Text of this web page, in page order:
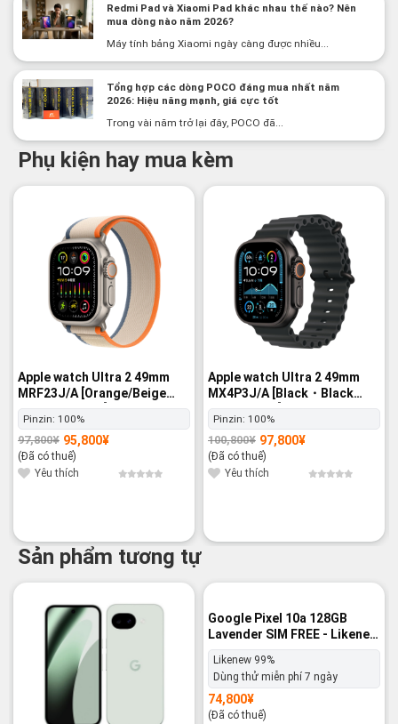
Redmi Pad và Xiaomi Pad khác nhau thế nào? Nên
mua dòng nào năm 2026?
Máy tính bảng Xiaomi ngày càng được nhiều...
Tổng hợp các dòng POCO đáng mua nhất năm
2026: Hiệu năng mạnh, giá cực tốt
Trong vài năm trở lại đây, POCO đã...
Phụ kiện hay mua kèm
Apple watch Ultra 2 49mm
MRF23J/A [Orange/Beige
Trail Loop M/L] GPS+Cellular
- Nguyên hộp
Pinzin: 100%
97,800¥
Giá
gốc
là:
97,800¥.
95,800¥
Giá
hiện
tại
là:
95,800¥.
(Đã có thuế)
Yêu thích
Apple watch Ultra 2 49mm
MX4P3J/A [Black・Black
Ocean Band] GPS+Cellular -
Nguyên hộp
Pinzin: 100%
100,800¥
Giá
gốc
là:
100,800¥.
97,800¥
Giá
hiện
tại
là:
97,800¥.
(Đã có thuế)
Yêu thích
Sản phẩm tương tự
Google Pixel 10a 128GB
Lavender SIM FREE - Likenew
99%
Likenew 99%
Dùng thử miễn phí 7 ngày
74,800¥
(Đã có thuế)